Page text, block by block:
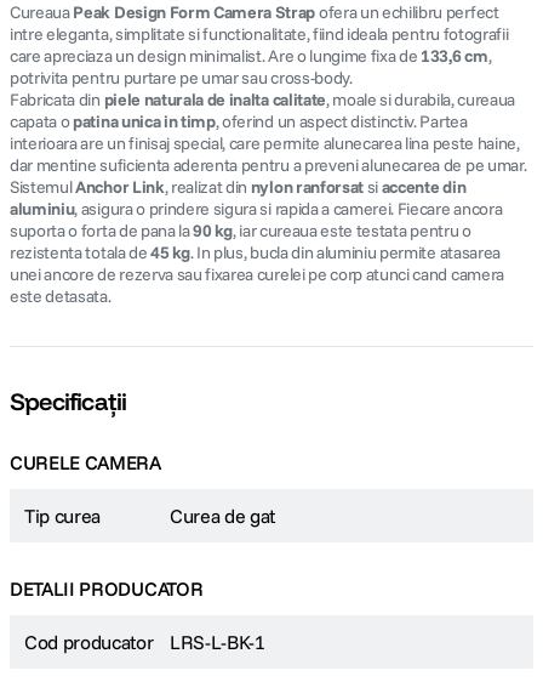
CureauaPeak Design Form Camera Strapofera un echilibru perfect
intre eleganta, simplitate si functionalitate, fiind ideala pentru fotografii
care apreciaza un design minimalist. Are o lungime fixa de 133,6 cm,
potrivita pentru purtare pe umar sau cross-body.
Fabricata din piele naturala de inalta calitate, moale si durabila, cureaua
capata opatina unica in timp, oferind un aspect distinctiv. Partea
interioara are un finisaj special, care permite alunecarea lina peste haine,
dar mentine suficienta aderenta pentru a preveni alunecarea de pe umar.
SistemulAnchor Link, realizat din nylon ranforsatsiaccente din
aluminiu, asigura o prindere sigura si rapida a camerei. Fiecare ancora
suporta o forta de pana la90 kg, iar cureaua este testata pentru o
rezistenta totala de45 kg. In plus, bucla din aluminiu permite atasarea
unei ancore de rezerva sau fixarea curelei pe corp atunci cand camera
este detasata.
Specificații
CURELE CAMERA
Tip curea Curea de gat
DETALII PRODUCATOR
Cod producator LRS-L-BK-1